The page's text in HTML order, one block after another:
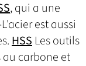
, qui a une
est aussi
HSS Les outils
au carbone et